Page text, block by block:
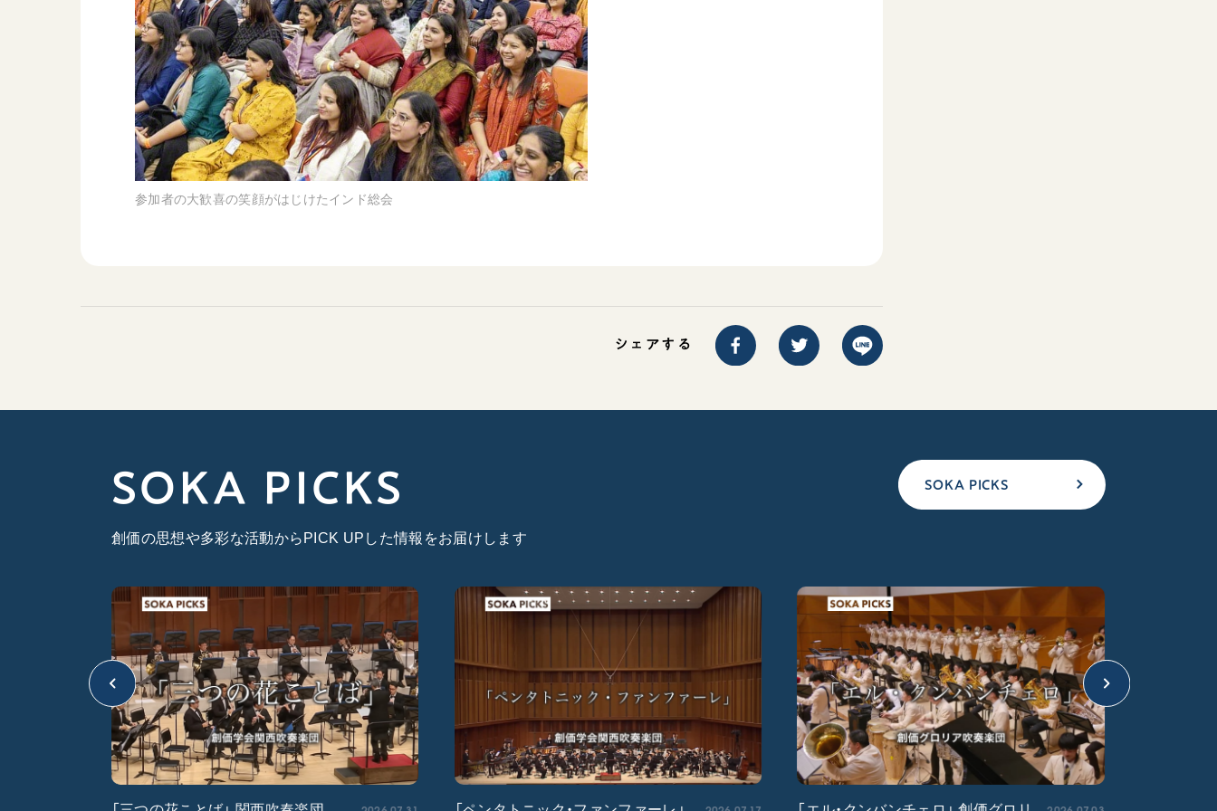
参加者の大歓喜の笑顔がはじけたインド総会
シェアする
SOKA PICKS
創価の思想や多彩な活動からPICK UPした情報をお届けします
SOKA PICKS